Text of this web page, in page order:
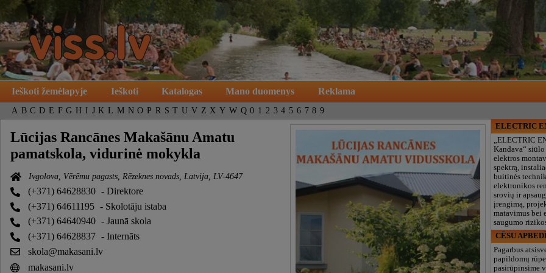
Ieškoti žemėlapyje Ieškoti Katalogas Mano duomenys Reklama
A B C D E F G H I J K L M N O P R S T U V Z X Y W Q 0 1 2 3 4 5 6 7 8 9
Lūcijas Rancānes Makašānu Amatu
pamatskola, vidurinė mokykla
Ivgolova, Vērēmu pagasts, Rēzeknes novads, Latvija, LV-4647
(+371) 64628830 - Direktore
(+371) 64611195 - Skolotāju istaba
(+371) 64640940 - Jaunā skola
(+371) 64628837 - Internāts
skola@makasani.lv
makasani.lv
ELECTRIC
„ELECTRIC
Kandava“
elektros
spektrą,
buitinės
elektronikos
srovių ir
įrengimą,
matavimus bei
saugumo
CĒSU
Pagarbus
papildomų
pasirūpinsime